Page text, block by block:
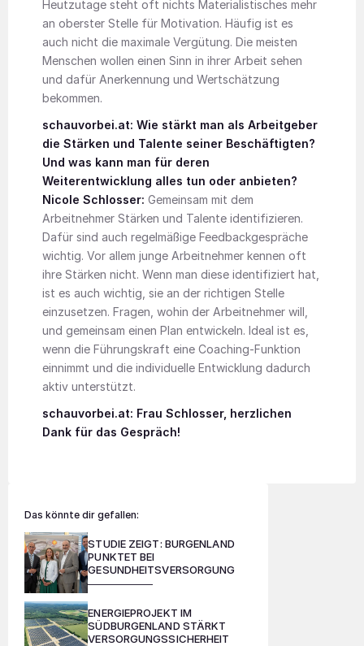
Heutzutage steht oft nichts Materialistisches mehr
an oberster Stelle für Motivation. Häufig ist es
auch nicht die maximale Vergütung. Die meisten
Menschen wollen einen Sinn in ihrer Arbeit sehen
und dafür Anerkennung und Wertschätzung
bekommen.
schauvorbei.at: Wie stärkt man als Arbeitgeber
die Stärken und Talente seiner Beschäftigten?
Und was kann man für deren
Weiterentwicklung alles tun oder anbieten?
Nicole Schlosser: Gemeinsam mit dem
Arbeitnehmer Stärken und Talente identifizieren.
Dafür sind auch regelmäßige Feedbackgespräche
wichtig. Vor allem junge Arbeitnehmer kennen oft
ihre Stärken nicht. Wenn man diese identifiziert hat,
ist es auch wichtig, sie an der richtigen Stelle
einzusetzen. Fragen, wohin der Arbeitnehmer will,
und gemeinsam einen Plan entwickeln. Ideal ist es,
wenn die Führungskraft eine Coaching-Funktion
einnimmt und die individuelle Entwicklung dadurch
aktiv unterstützt.
schauvorbei.at: Frau Schlosser, herzlichen
Dank für das Gespräch!
Das könnte dir gefallen:
STUDIE ZEIGT: BURGENLAND
PUNKTET BEI
GESUNDHEITSVERSORGUNG
ENERGIEPROJEKT IM
SÜDBURGENLAND STÄRKT
VERSORGUNGSSICHERHEIT